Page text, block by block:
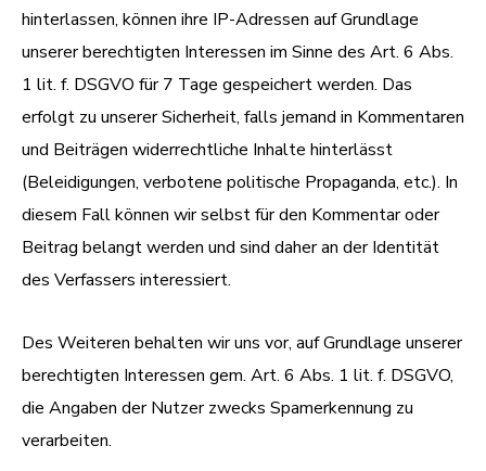
hinterlassen, können ihre IP-Adressen auf Grundlage
unserer berechtigten Interessen im Sinne des Art. 6 Abs.
1 lit. f. DSGVO für 7 Tage gespeichert werden. Das
erfolgt zu unserer Sicherheit, falls jemand in Kommentaren
und Beiträgen widerrechtliche Inhalte hinterlässt
(Beleidigungen, verbotene politische Propaganda, etc.). In
diesem Fall können wir selbst für den Kommentar oder
Beitrag belangt werden und sind daher an der Identität
des Verfassers interessiert.
Des Weiteren behalten wir uns vor, auf Grundlage unserer
berechtigten Interessen gem. Art. 6 Abs. 1 lit. f. DSGVO,
die Angaben der Nutzer zwecks Spamerkennung zu
verarbeiten.